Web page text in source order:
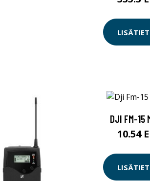
DJI FM-15
10.54